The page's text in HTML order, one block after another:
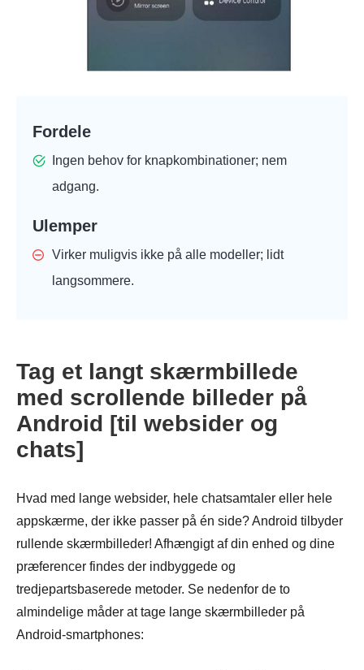
Fordele
Ingen behov for knapkombinationer; nem
adgang.
Ulemper
Virker muligvis ikke på alle modeller; lidt
langsommere.
Tag et langt skærmbillede
med scrollende billeder på
Android [til websider og
chats]
Hvad med lange websider, hele chatsamtaler eller hele
appskærme, der ikke passer på én side? Android tilbyder
rullende skærmbilleder! Afhængigt af din enhed og dine
præferencer findes der indbyggede og
tredjepartsbaserede metoder. Se nedenfor de to
almindelige måder at tage lange skærmbilleder på
Android-smartphones: